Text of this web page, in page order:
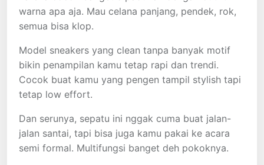
warna apa aja. Mau celana panjang, pendek, rok,
semua bisa klop.
Model sneakers yang clean tanpa banyak motif
bikin penampilan kamu tetap rapi dan trendi.
Cocok buat kamu yang pengen tampil stylish tapi
tetap low effort.
Dan serunya, sepatu ini nggak cuma buat jalan-
jalan santai, tapi bisa juga kamu pakai ke acara
semi formal. Multifungsi banget deh pokoknya.